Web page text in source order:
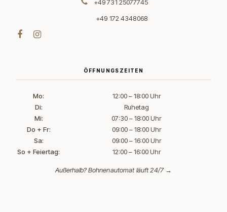
+49 731 25077745
+49 172 4348068
ÖFFNUNGSZEITEN
Mo:
12:00 – 18:00 Uhr
Di:
Ruhetag
Mi:
07:30 – 18:00 Uhr
Do + Fr:
09:00 – 18:00 Uhr
Sa:
09:00 – 16:00 Uhr
So + Feiertag:
12:00 – 16:00 Uhr
Außerhalb?Bohnenautomat läuft 24/7 →